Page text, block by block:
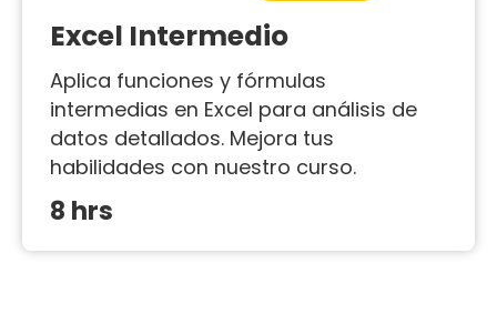
Excel Intermedio
Aplica funciones y fórmulas
intermedias en Excel para análisis de
datos detallados. Mejora tus
habilidades con nuestro curso.
8 hrs